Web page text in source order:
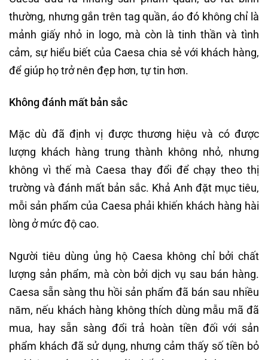
thường, nhưng gắn trên tag quần, áo đó không chỉ là
mảnh giấy nhỏ in logo, mà còn là tinh thần và tình
cảm, sự hiểu biết của Caesa chia sẻ với khách hàng,
để giúp họ trở nên đẹp hơn, tự tin hơn.
Không đánh mất bản sắc
Mặc dù đã định vị được thương hiệu và có được
lượng khách hàng trung thành không nhỏ, nhưng
không vì thế mà Caesa thay đổi để chạy theo thị
trường và đánh mất bản sắc. Khả Anh đặt mục tiêu,
mỗi sản phẩm của Caesa phải khiến khách hàng hài
lòng ở mức độ cao.
Người tiêu dùng ủng hộ Caesa không chỉ bởi chất
lượng sản phẩm, mà còn bởi dịch vụ sau bán hàng.
Caesa sẵn sàng thu hồi sản phẩm đã bán sau nhiều
năm, nếu khách hàng không thích dùng mẫu mã đã
mua, hay sẵn sàng đổi trả hoàn tiền đối với sản
phẩm khách đã sử dụng, nhưng cảm thấy số tiền bỏ